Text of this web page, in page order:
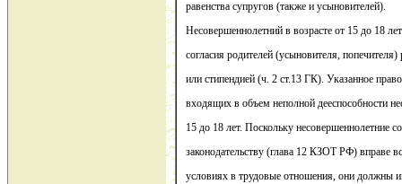
равенства супругов (также и усыновителей).
Несовершеннолетний в возрасте от 15 до 18
согласия родителей (усыновителя,
или стипендией (ч. 2 ст.13 ГК). Указанное
входящих в объем неполной дееспособности
15 до 18 лет. Поскольку несовершеннолетние
законодательству (глава 12 КЗОТ РФ) вправе
условиях в трудовые отношения, они должны